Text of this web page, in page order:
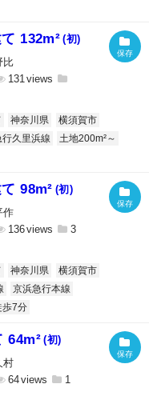
132m² (初)
比
131
神奈川県
横須賀市
久里浜線
土地200m²～
98m² (初)
作
136 3
神奈川県
横須賀市
京浜急行本線
歩7分
64m² (初)
村
64 1